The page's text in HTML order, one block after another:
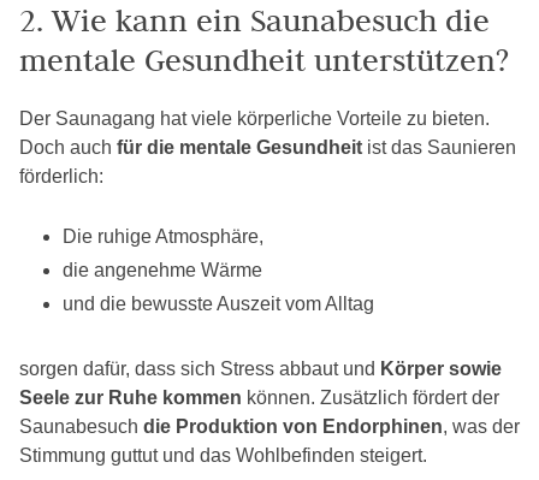
2. Wie kann ein Saunabesuch die
mentale Gesundheit unterstützen?
Der Saunagang hat viele körperliche Vorteile zu bieten.
Doch auch für die mentale Gesundheit ist das Saunieren
förderlich:
Die ruhige Atmosphäre,
die angenehme Wärme
und die bewusste Auszeit vom Alltag
sorgen dafür, dass sich Stress abbaut und Körper sowie
Seele zur Ruhe kommen können. Zusätzlich fördert der
Saunabesuch die Produktion von Endorphinen, was der
Stimmung guttut und das Wohlbefinden steigert.